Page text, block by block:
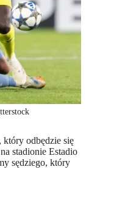
odbędzie się
stadionie Estadio
sędziego, który